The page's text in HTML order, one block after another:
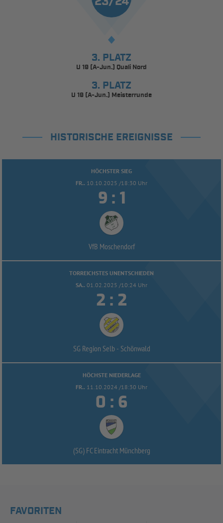
3. PLATZ
U 19 (A-Jun.) Quali Nord
3. PLATZ
U 19 (A-Jun.) Meisterrunde
HISTORISCHE EREIGNISSE
HÖCHSTER SIEG
FR.. 10.10.2025 /18:30 Uhr
 : 
VfB Moschendorf
TORREICHSTES UNENTSCHIEDEN
SA.. 01.02.2025 /10:24 Uhr
 : 
SG Region Selb - Schönwald
HÖCHSTE NIEDERLAGE
FR.. 11.10.2024 /18:30 Uhr
 : 
(SG) FC Eintracht Münchberg
FAVORITEN